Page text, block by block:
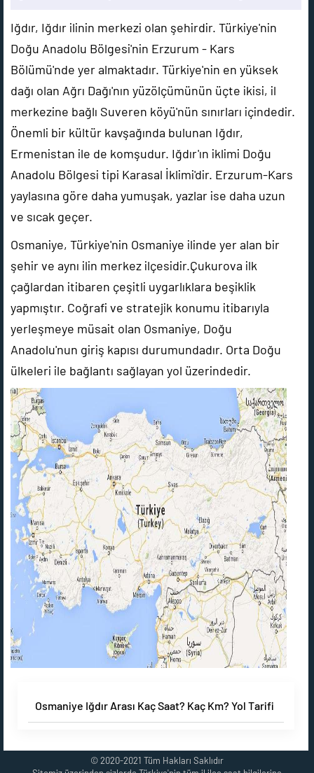
Iğdır, Iğdır ilinin merkezi olan şehirdir. Türkiye'nin
Doğu Anadolu Bölgesi'nin Erzurum - Kars
Bölümü'nde yer almaktadır. Türkiye'nin en yüksek
dağı olan Ağrı Dağı'nın yüzölçümünün üçte ikisi, il
merkezine bağlı Suveren köyü'nün sınırları içindedir.
Önemli bir kültür kavşağında bulunan Iğdır,
Ermenistan ile de komşudur. Iğdır'ın iklimi Doğu
Anadolu Bölgesi tipi Karasal İklimi'dir. Erzurum-Kars
yaylasına göre daha yumuşak, yazlar ise daha uzun
ve sıcak geçer.
Osmaniye, Türkiye'nin Osmaniye ilinde yer alan bir
şehir ve aynı ilin merkez ilçesidir.Çukurova ilk
çağlardan itibaren çeşitli uygarlıklara beşiklik
yapmıştır. Coğrafi ve stratejik konumu itibarıyla
yerleşmeye müsait olan Osmaniye, Doğu
Anadolu'nun giriş kapısı durumundadır. Orta Doğu
ülkeleri ile bağlantı sağlayan yol üzerindedir.
Osmaniye Iğdır Arası Kaç Saat? Kaç Km? Yol Tarifi
© 2020-2021 Tüm Hakları Saklıdır